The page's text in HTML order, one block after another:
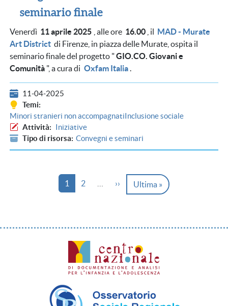
seminario finale
Venerdì 11 aprile 2025 , alle ore 16.00 , il MAD - Murate
Art District di Firenze, in piazza delle Murate, ospita il
seminario finale del progetto "GIO.CO. Giovani e
Comunità ", a cura di Oxfam Italia.
11-04-2025
Temi
Minori stranieri non accompagnatiInclusione sociale
Attività
Iniziative
Tipo di risorsa Convegni e seminari
Paginazione
Pagina
1 Pagina
2 Pagina successiva
›› Ultima pagina
Ultima »